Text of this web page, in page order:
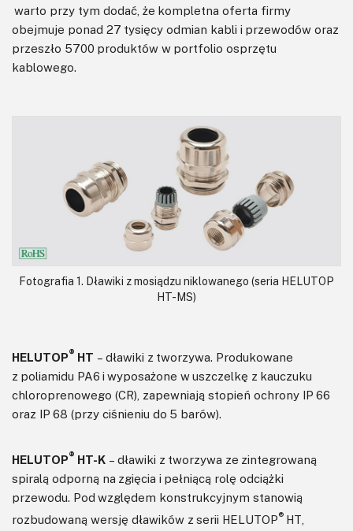
warto przy tym dodać, że kompletna oferta firmy
obejmuje ponad 27 tysięcy odmian kabli i przewodów oraz
przeszło 5700 produktów w portfolio osprzętu
kablowego.
Fotografia 1. Dławiki z mosiądzu niklowanego (seria HELUTOP
HT-MS)
HELUTOP® HT – dławiki z tworzywa. Produkowane
z poliamidu PA6 i wyposażone w uszczelkę z kauczuku
chloroprenowego (CR), zapewniają stopień ochrony IP 66
oraz IP 68 (przy ciśnieniu do 5 barów).
HELUTOP® HT-K – dławiki z tworzywa ze zintegrowaną
spiralą odporną na zgięcia i pełniącą rolę odciążki
przewodu. Pod względem konstrukcyjnym stanowią
rozbudowaną wersję dławików z serii HELUTOP® HT,